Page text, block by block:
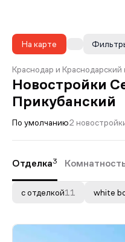
На карте
Краснодар и Краснодарский
Новостройки
Прикубанский
По умолчанию2
Отделка3
с отделкой11 white